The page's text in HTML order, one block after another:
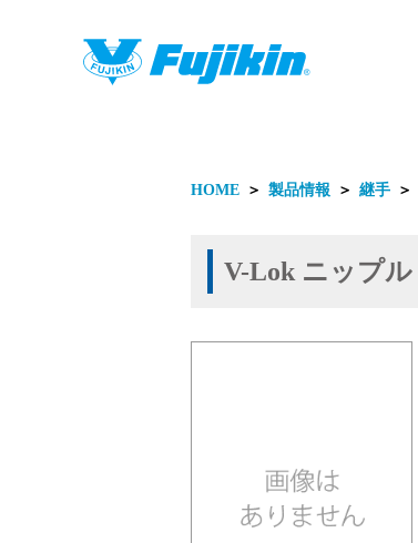
製品情報
HOME ＞ 製品情報 ＞ 継手 ＞
V-Lok ニップル